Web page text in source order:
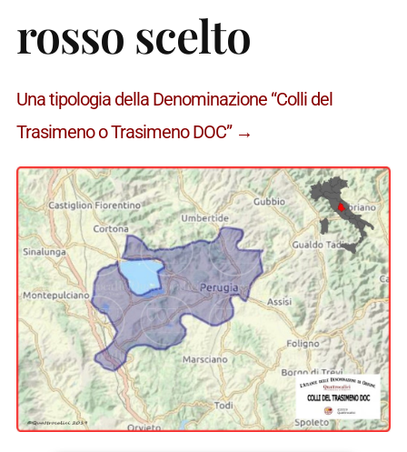
rosso scelto
Una tipologia della Denominazione “Colli del
Trasimeno o Trasimeno DOC” →